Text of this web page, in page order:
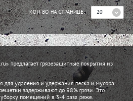
20
КОЛ-ВО НА СТРАНИЦЕ:
предлагает грязезащитные покрытия из
для удаления и удержания песка и мусора.
задерживают до 98% грязи. Это
помещений в 3-4 раза реже.